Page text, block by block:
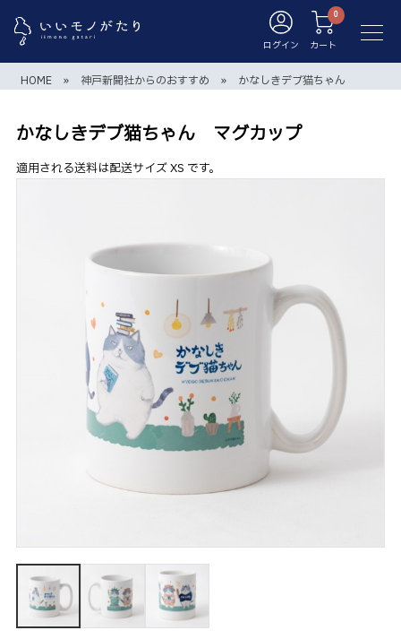
ログイン カート
HOME » 神戸新聞社からのおすすめ » かなしきデブ猫ちゃん
かなしきデブ猫ちゃん マグカップ
適用される送料は配送サイズ XS です。